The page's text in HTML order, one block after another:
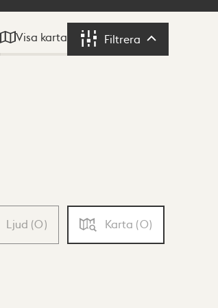
Visa karta Filtrera Filtrera
Ljud (0) Karta (0)